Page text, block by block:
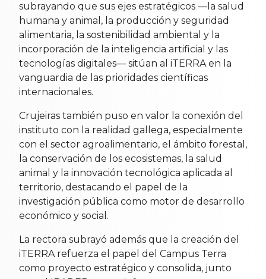
subrayando que sus ejes estratégicos —la salud
humana y animal, la producción y seguridad
alimentaria, la sostenibilidad ambiental y la
incorporación de la inteligencia artificial y las
tecnologías digitales— sitúan al iTERRA en la
vanguardia de las prioridades científicas
internacionales.
Crujeiras también puso en valor la conexión del
instituto con la realidad gallega, especialmente
con el sector agroalimentario, el ámbito forestal,
la conservación de los ecosistemas, la salud
animal y la innovación tecnológica aplicada al
territorio, destacando el papel de la
investigación pública como motor de desarrollo
económico y social.
La rectora subrayó además que la creación del
iTERRA refuerza el papel del Campus Terra
como proyecto estratégico y consolida, junto